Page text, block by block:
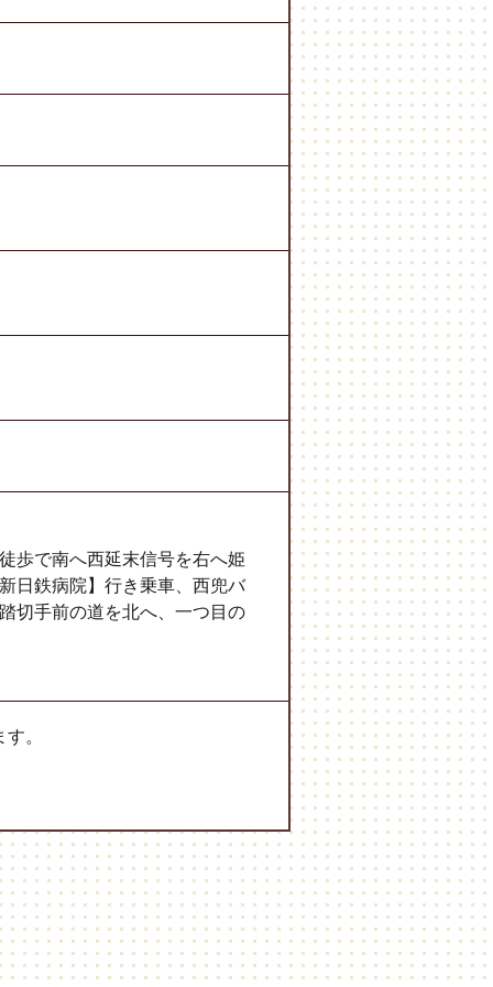
歩で南へ西延末信号を右へ姫
日鉄病院】行き乗車、西兜バ
切手前の道を北へ、一つ目の
。